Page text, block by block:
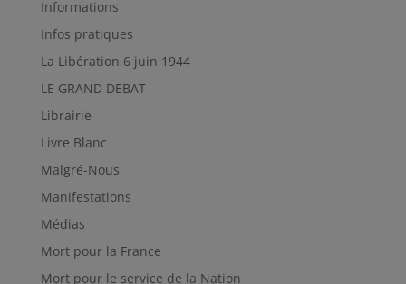
Informations
Infos pratiques
La Libération 6 juin 1944
LE GRAND DEBAT
Librairie
Livre Blanc
Malgré-Nous
Manifestations
Médias
Mort pour la France
Mort pour le service de la Nation